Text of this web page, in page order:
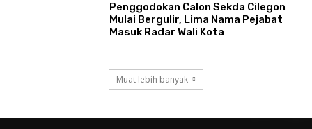
Penggodokan Calon Sekda Cilegon
Mulai Bergulir, Lima Nama Pejabat
Masuk Radar Wali Kota
Muat lebih banyak